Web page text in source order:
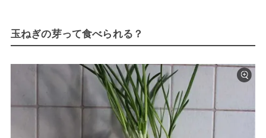
玉ねぎの芽って食べられる？